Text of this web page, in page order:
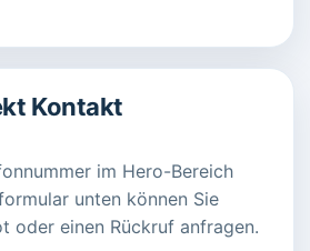
Kontakt
im Hero-Bereich
unten können Sie
oder einen Rückruf anfragen.